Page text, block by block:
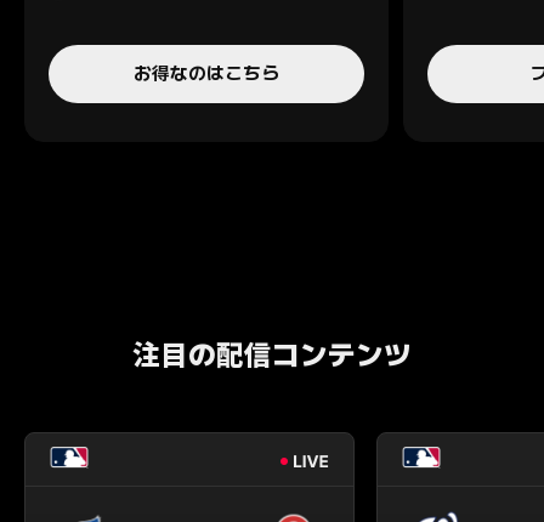
お得なのはこちら
注目の配信コンテンツ